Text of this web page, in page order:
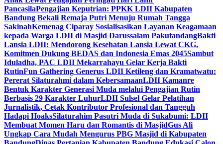
PancasilaPengajian Keputrian: PPKK LDII Kabupaten
Bandung Bekali Remaja Putri Menuju Rumah Tangga
SakinahKemenag Ciparay Sosialisasikan Layanan Keagamaan
kepada Warga LDII di Masjid Darussalam PakutandangBakti
Lansia LDII: Mendorong Kesehatan Lansia Lewat CKG,
Komitmen Dukung BEDAS dan Indonesia Emas 2045Sambut
Iduladha, PAC LDII Mekarrahayu Gelar Kerja Bakti
RutinFun Gathering Generus LDII Ketileng dan Kramatwatu:
Pererat Silaturahmi dalam KebersamaanLDII Kamanre
Bentuk Karakter Generasi Muda melalui Pengajian Rutin
Berbasis 29 Karakter LuhurLDII Sulsel Gelar Pelatihan
Jurnalistik, Cetak Kontributor Profesional dan Tangguh
Hadapi HoaksSilaturahim Pasutri Muda di Sukabumi: LDII
Membuat Momen Haru dan Romantis di MasjidGus Ali
Ungkap Cara Mudah Mengurus PBG Masjid di Kabupaten